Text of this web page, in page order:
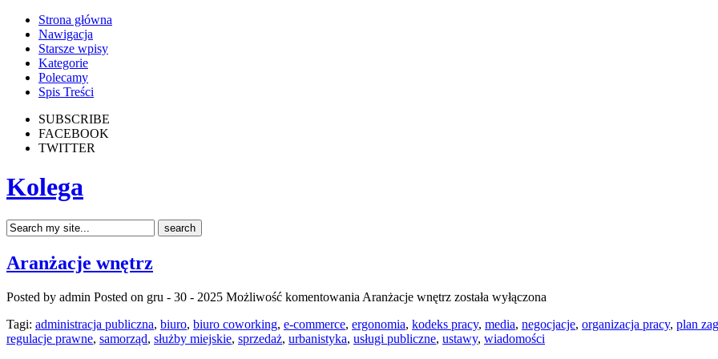
Strona główna
Nawigacja
Starsze wpisy
Kategorie
Polecamy
Spis Treści
SUBSCRIBE
FACEBOOK
TWITTER
Kolega
Aranżacje wnętrz
Posted by admin Posted on gru - 30 - 2025 Możliwość komentowania Aranżacje wnętrz została wyłączona
Tagi: administracja publiczna, biuro, biuro coworking, e-commerce, ergonomia, kodeks pracy, media, negocjacje, organizacja pracy, plan
regulacje prawne, samorząd, służby miejskie, sprzedaż, urbanistyka, usługi publiczne, ustawy, wiadomości